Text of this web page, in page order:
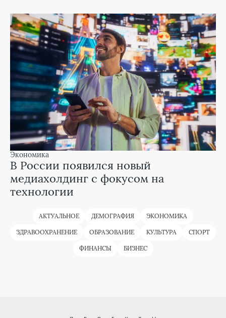
экономика
В России появился новый
медиахолдинг с фокусом на
технологии
АКТУАЛЬНОЕ ДЕМОГРАФИЯ ЭКОНОМИКА
ЗДРАВООХРАНЕНИЕ ОБРАЗОВАНИЕ КУЛЬТУРА СПОРТ
ФИНАНСЫ БИЗНЕС